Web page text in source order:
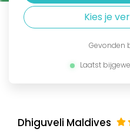
Kies je
Gevonden
Laatst
Dhiguveli Maldives